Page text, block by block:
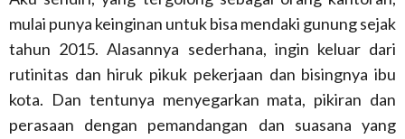
mulai punya keinginan untuk bisa mendaki gunung sejak
tahun 2015. Alasannya sederhana, ingin keluar dari
rutinitas dan hiruk pikuk pekerjaan dan bisingnya ibu
kota. Dan tentunya menyegarkan mata, pikiran dan
perasaan dengan pemandangan dan suasana yang